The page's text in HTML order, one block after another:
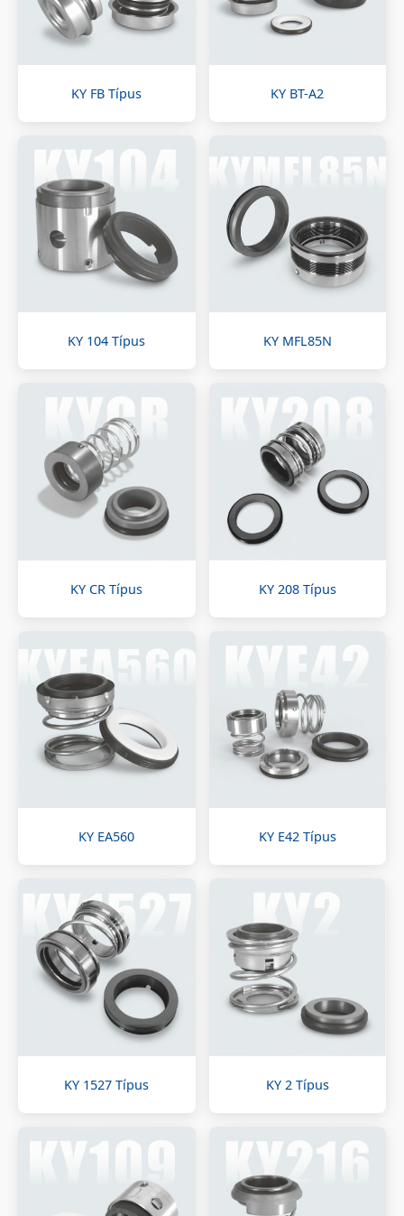
KY FB Típus KY BT-A2
KY 104 Típus KY MFL85N
KY CR Típus KY 208 Típus
KY EA560 KY E42 Típus
KY 1527 Típus KY 2 Típus